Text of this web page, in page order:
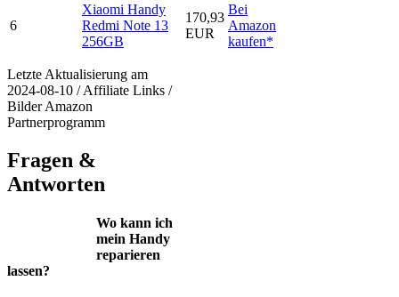
6
Xiaomi Handy
Redmi Note 13
256GB
170,93
EUR
Bei
Amazon
kaufen*
Letzte Aktualisierung am
2024-08-10 / Affiliate Links /
Bilder Amazon
Partnerprogramm
Fragen &
Antworten
Wo kann ich
mein Handy
reparieren
lassen?